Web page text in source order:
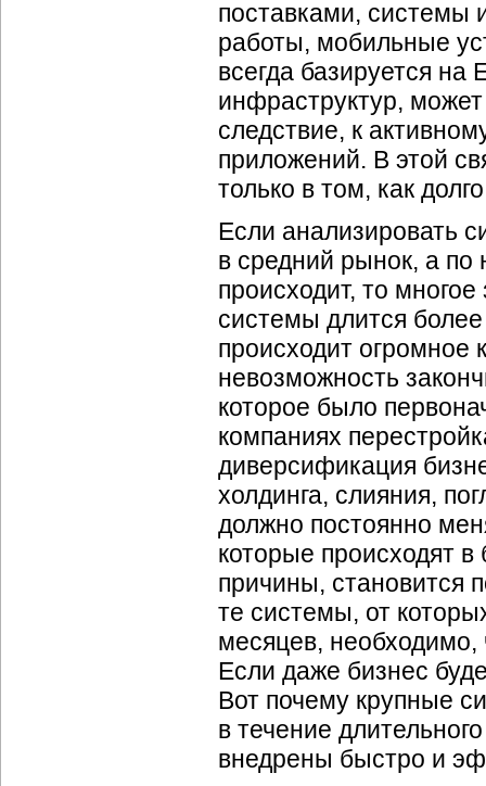
поставками, системы
работы, мобильные
всегда базируется на
инфраструктур,
следствие, к
приложений. В этой
только в том, как
Если анализировать
в средний рынок, а
происходит, то
системы длится
происходит огромное
невозможность
которое было
компаниях
диверсификация
холдинга, слияния,
должно постоянно
которые происходят
причины, становится
те системы, от
месяцев,
Если даже бизнес
Вот почему крупные
в течение
внедрены быстро и